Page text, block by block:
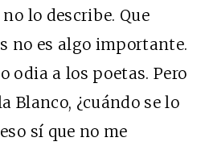
lo describe. Que
no es algo importante.
odia a los poetas. Pero
Blanco, ¿cuándo se lo
sí que no me